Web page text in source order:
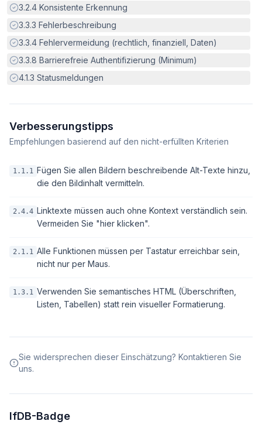
Erfüllt:
3.2.4 Konsistente Erkennung
Erfüllt:
3.3.3 Fehlerbeschreibung
Erfüllt:
3.3.4 Fehlervermeidung (rechtlich, finanziell, Daten)
Erfüllt:
3.3.8 Barrierefreie Authentifizierung (Minimum)
Erfüllt:
4.1.3 Statusmeldungen
Verbesserungstipps
Empfehlungen basierend auf den nicht-erfüllten Kriterien
1.1.1 Fügen Sie allen Bildern beschreibende Alt-Texte hinzu,
die den Bildinhalt vermitteln.
2.4.4 Linktexte müssen auch ohne Kontext verständlich sein.
Vermeiden Sie "hier klicken".
2.1.1 Alle Funktionen müssen per Tastatur erreichbar sein,
nicht nur per Maus.
1.3.1 Verwenden Sie semantisches HTML (Überschriften,
Listen, Tabellen) statt rein visueller Formatierung.
Sie widersprechen dieser Einschätzung? Kontaktieren Sie
uns.
IfDB-Badge